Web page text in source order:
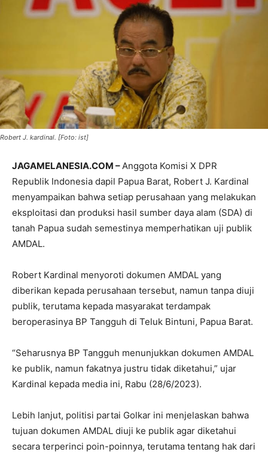
Robert J. kardinal. [Foto: ist]
JAGAMELANESIA.COM –Anggota Komisi X DPR
Republik Indonesia dapil Papua Barat, Robert J. Kardinal
menyampaikan bahwa setiap perusahaan yang melakukan
eksploitasi dan produksi hasil sumber daya alam (SDA) di
tanah Papua sudah semestinya memperhatikan uji publik
AMDAL.
Robert Kardinal menyoroti dokumen AMDAL yang
diberikan kepada perusahaan tersebut, namun tanpa diuji
publik, terutama kepada masyarakat terdampak
beroperasinya BP Tangguh di Teluk Bintuni, Papua Barat.
“Seharusnya BP Tangguh menunjukkan dokumen AMDAL
ke publik, namun fakatnya justru tidak diketahui,” ujar
Kardinal kepada media ini, Rabu (28/6/2023).
Lebih lanjut, politisi partai Golkar ini menjelaskan bahwa
tujuan dokumen AMDAL diuji ke publik agar diketahui
secara terperinci poin-poinnya, terutama tentang hak dari